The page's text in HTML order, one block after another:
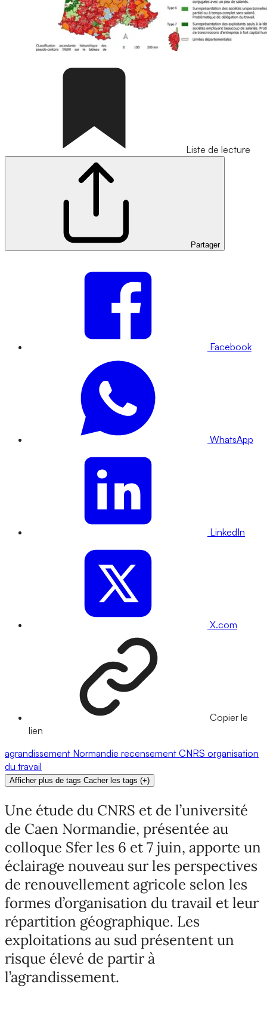
Liste de lecture
Partager
Facebook
WhatsApp
LinkedIn
X.com
Copier le
lien
agrandissement Normandie recensement CNRS organisation
du travail
Afficher plus de tags Cacher les tags (+)
Une étude du CNRS et de l’université
de Caen Normandie, présentée au
colloque Sfer les 6 et 7 juin, apporte un
éclairage nouveau sur les perspectives
de renouvellement agricole selon les
formes d’organisation du travail et leur
répartition géographique. Les
exploitations au sud présentent un
risque élevé de partir à
l’agrandissement.